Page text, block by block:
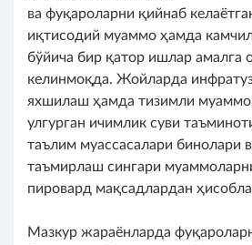
ва фуқароларни қийнаб
иқтисодий муаммо ҳамда
бўйича бир қатор ишлар амалга
келинмоқда. Жойларда
яхшилаш ҳамда тизимли
улгурган ичимлик суви
таълим муассасалари бинолари
таъмирлаш сингари
пировард мақсадлардан
Мазкур жараёнларда